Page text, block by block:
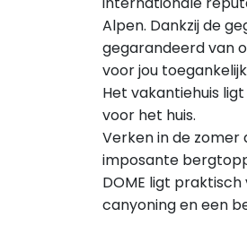
Alpen. Dankzij de
gegarandeerd van
voor jou
Het vakantiehuis
voor het huis.
Verken in de
imposante
DOME ligt
canyoning en een